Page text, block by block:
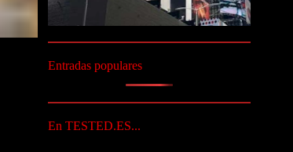
Entradas populares
En TESTED.ES...